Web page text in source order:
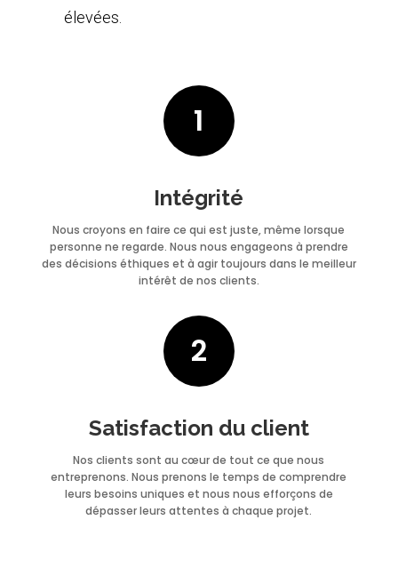
élevées.
1
Intégrité
Nous croyons en faire ce qui est juste, même lorsque
personne ne regarde. Nous nous engageons à prendre
des décisions éthiques et à agir toujours dans le meilleur
intérêt de nos clients.
2
Satisfaction du client
Nos clients sont au cœur de tout ce que nous
entreprenons. Nous prenons le temps de comprendre
leurs besoins uniques et nous nous efforçons de
dépasser leurs attentes à chaque projet.